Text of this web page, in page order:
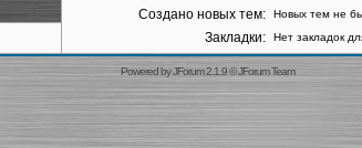
Создано новых тем:
Новых тем не
Закладки: Нет закладок
Powered byJForum 2.1.9©JForum Team